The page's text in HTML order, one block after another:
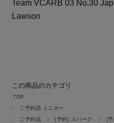
Team VCARB 03 No.30
Lawson
この商品のカテゴリ
TOP
ご予約品 ミニカー
ご予約品
[予約] スパーク
[予